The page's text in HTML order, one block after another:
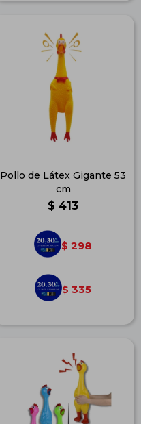
Pollo de Látex Gigante 53
cm
$ 413
$ 298
$ 335